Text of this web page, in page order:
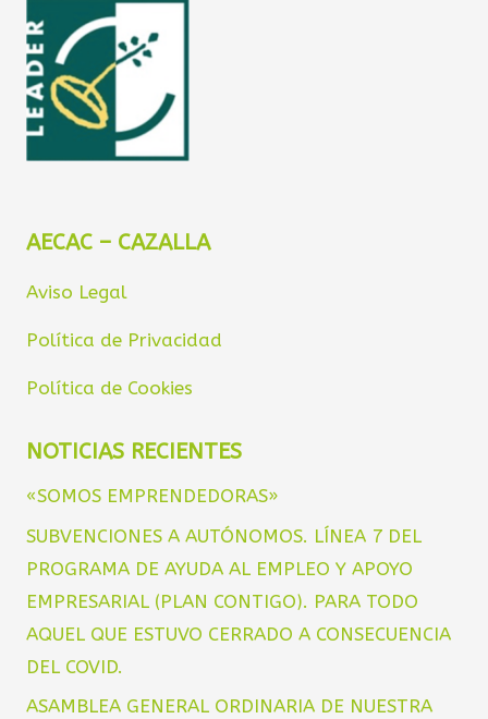
AECAC – CAZALLA
Aviso Legal
Política de Privacidad
Política de Cookies
NOTICIAS RECIENTES
«SOMOS EMPRENDEDORAS»
SUBVENCIONES A AUTÓNOMOS. LÍNEA 7 DEL
PROGRAMA DE AYUDA AL EMPLEO Y APOYO
EMPRESARIAL (PLAN CONTIGO). PARA TODO
AQUEL QUE ESTUVO CERRADO A CONSECUENCIA
DEL COVID.
ASAMBLEA GENERAL ORDINARIA DE NUESTRA